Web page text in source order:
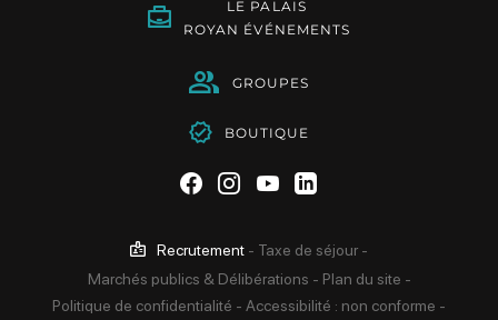
LE PALAIS
ROYAN ÉVÉNEMENTS
GROUPES
BOUTIQUE
Suivez-nous sur Facebook
Suivez-nous sur
Suivez-nous sur
Suivez-nous sur
Recrutement - Taxe de séjour -
Marchés publics & Délibérations - Plan du site -
Politique de confidentialité - Accessibilité : non conforme -